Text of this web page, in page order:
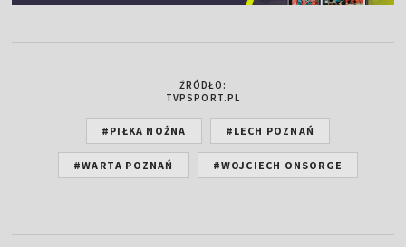
ŹRÓDŁO:
TVPSPORT.PL
#PIŁKA NOŻNA #LECH POZNAŃ
#WARTA POZNAŃ #WOJCIECH ONSORGE